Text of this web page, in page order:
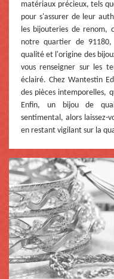
matériaux précieux, tels
pour s'assurer de leur
les bijouteries de renom,
notre quartier de
qualité et l'origine des
vous renseigner sur les
éclairé. Chez Wantestin
des pièces intemporelles,
Enfin, un bijou de
sentimental, alors
en restant vigilant sur la